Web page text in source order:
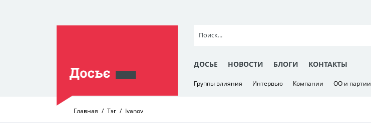
ДОСЬЕ НОВОСТИ БЛОГИ КОНТАКТЫ
Группы влияния Интервью Компании ОО и партии
Главная Тэг Ivanov